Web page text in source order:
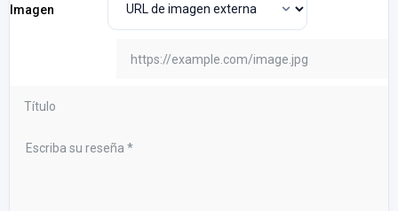
Imagen